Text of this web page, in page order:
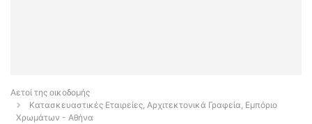
Αετοί της οικοδομής
Κατασκευαστικές Εταιρείες, Αρχιτεκτονικά Γραφεία, Εμπόριο
Χρωμάτων - Αθήνα